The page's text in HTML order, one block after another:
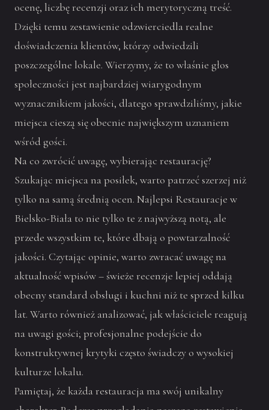
ocenę, liczbę recenzji oraz ich merytoryczną treść.
Dzięki temu zestawienie odzwierciedla realne
doświadczenia klientów, którzy odwiedzili
poszczególne lokale. Wierzymy, że to właśnie głos
społeczności jest najbardziej wiarygodnym
wyznacznikiem jakości, dlatego sprawdziliśmy, jakie
miejsca cieszą się obecnie największym uznaniem
wśród gości.
Na co zwrócić uwagę, wybierając restaurację?
Szukając miejsca na posiłek, warto patrzeć szerzej niż
tylko na samą średnią ocen. Najlepsi Restauracje w
Bielsko-Biała to nie tylko te z najwyższą notą, ale
przede wszystkim te, które dbają o powtarzalność
jakości. Czytając opinie, warto zwracać uwagę na
aktualność wpisów – świeże recenzje lepiej oddają
obecny standard obsługi i kuchni niż te sprzed kilku
lat. Warto również analizować, jak właściciele reagują
na uwagi gości; profesjonalne podejście do
konstruktywnej krytyki często świadczy o wysokiej
kulturze lokalu.
Pamiętaj, że każda restauracja ma swój unikalny